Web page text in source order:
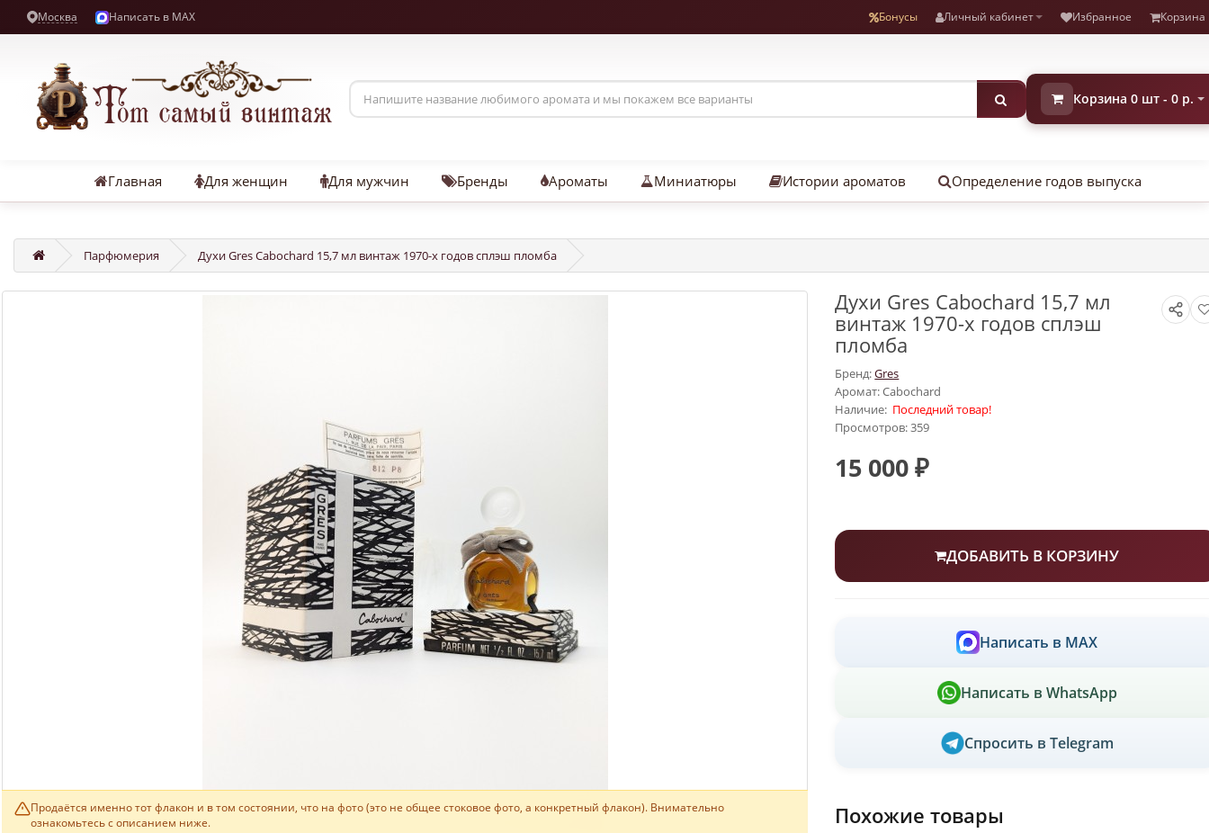
Москва Написать в MAX Бонусы Личный кабинет Избранное Корзина
Корзина 0 шт - 0 р.
Главная Для женщин Для мужчин Бренды Ароматы Миниатюры Истории ароматов Определение годов выпуска
Парфюмерия Духи Gres Cabochard 15,7 мл винтаж 1970-х годов сплэш пломба
Продаётся именно тот флакон и в том состоянии, что на фото (это не общее стоковое фото, а конкретный флакон). Внимательно
ознакомьтесь с описанием ниже.
Духи Gres Cabochard 15,7 мл
винтаж 1970-х годов сплэш
пломба
Бренд:Gres
Аромат: Cabochard
Наличие: Последний товар!
Просмотров: 359
15 000 ₽
ДОБАВИТЬ В КОРЗИНУ
Написать в MAX
Написать в WhatsApp
Спросить в Telegram
Похожие товары